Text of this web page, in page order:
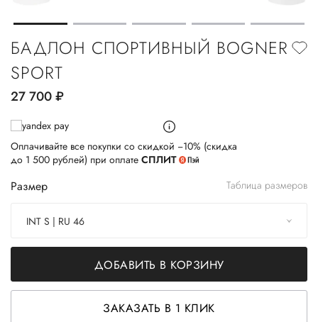
БАДЛОН СПОРТИВНЫЙ BOGNER
SPORT
27 700руб.
Оплачивайте все покупки со скидкой −10% (скидка
до 1 500 рублей) при оплате СПЛИТ
Размер Таблица размеров
INT S | RU 46
ДОБАВИТЬ В КОРЗИНУ
ЗАКАЗАТЬ В 1 КЛИК